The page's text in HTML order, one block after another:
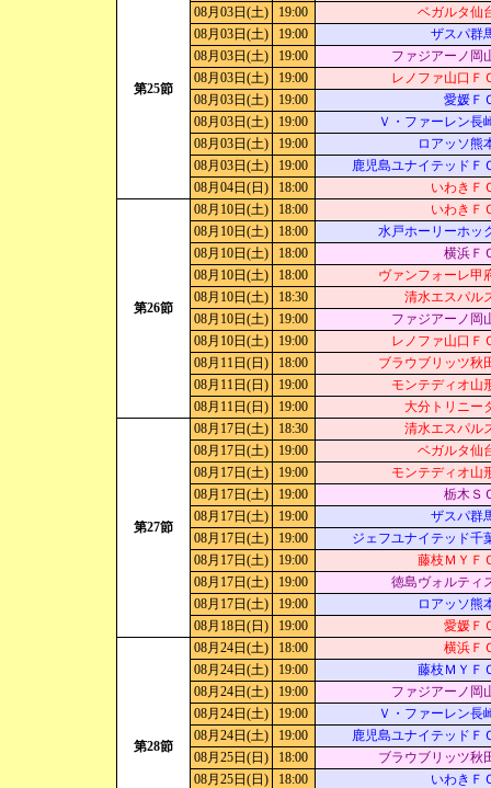
第25節
08月03日(土)
19:00
ベガルタ仙
08月03日(土)
19:00
ザスパ群
08月03日(土)
19:00
ファジアーノ岡
08月03日(土)
19:00
レノファ山口Ｆ
08月03日(土)
19:00
愛媛Ｆ
08月03日(土)
19:00
Ｖ・ファーレン長
08月03日(土)
19:00
ロアッソ熊
08月03日(土)
19:00
鹿児島ユナイテッドＦ
08月04日(日)
18:00 いわきＦ
第26節
08月10日(土) 18:00
いわきＦ
08月10日(土)
18:00
水戸ホーリーホッ
08月10日(土)
18:00
横浜Ｆ
08月10日(土)
18:00
ヴァンフォーレ甲
08月10日(土)
18:30
清水エスパル
08月10日(土)
19:00
ファジアーノ岡
08月10日(土)
19:00
レノファ山口Ｆ
08月11日(日)
18:00
ブラウブリッツ秋
08月11日(日)
19:00
モンテディオ山
08月11日(日)
19:00 大分トリニー
第27節
08月17日(土) 18:30
清水エスパル
08月17日(土)
19:00
ベガルタ仙
08月17日(土)
19:00
モンテディオ山
08月17日(土)
19:00
栃木Ｓ
08月17日(土)
19:00
ザスパ群
08月17日(土)
19:00
ジェフユナイテッド千
08月17日(土)
19:00
藤枝ＭＹＦ
08月17日(土)
19:00
徳島ヴォルティ
08月17日(土)
19:00
ロアッソ熊
08月18日(日)
19:00 愛媛Ｆ
第28節
08月24日(土) 18:00
横浜Ｆ
08月24日(土)
19:00
藤枝ＭＹＦ
08月24日(土)
19:00
ファジアーノ岡
08月24日(土)
19:00
Ｖ・ファーレン長
08月24日(土)
19:00
鹿児島ユナイテッドＦ
08月25日(日)
18:00
ブラウブリッツ秋
08月25日(日)
18:00
いわきＦ